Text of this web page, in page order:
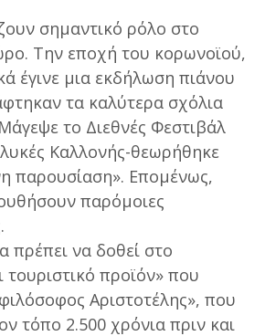
σημαντικό ρόλο στο
Την εποχή του κορωνοϊού,
έγινε μια εκδήλωση πιάνου
τα καλύτερα σχόλια
το Διεθνές Φεστιβάλ
Καλλονής-θεωρήθηκε
παρουσίαση». Επομένως,
παρόμοιες
πρέπει να δοθεί στο
τουριστικό προϊόν» που
Αριστοτέλης», που
τόπο 2.500 χρόνια πριν και